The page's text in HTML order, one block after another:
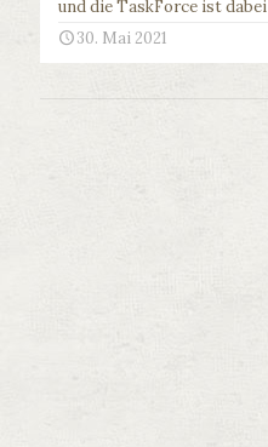
und die TaskForce ist dabei
30. Mai 2021